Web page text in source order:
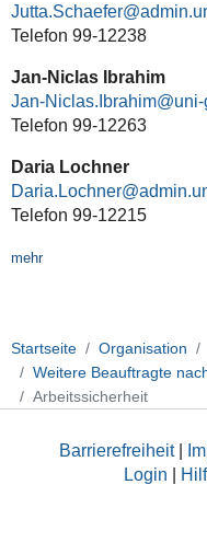
Jutta.Schaefer
Telefon 99-12238
Jan-Niclas Ibrahim
Jan-
Telefon 99-12263
Daria Lochner
Telefon 99-12215
mehr
Startseite Organisation
Weitere Beauftragte
Arbeitssicherheit
Barrierefreiheit|
Login